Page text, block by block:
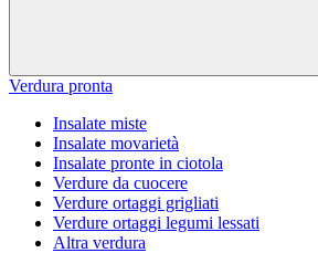
Verdura pronta
Insalate miste
Insalate movarietà
Insalate pronte in ciotola
Verdure da cuocere
Verdure ortaggi grigliati
Verdure ortaggi legumi lessati
Altra verdura